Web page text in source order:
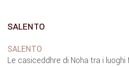
SALENTO
SALENTO
Le casiceddhre di Noha tra i